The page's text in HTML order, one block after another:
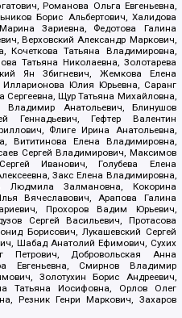
Романова Ольга Евгеньевна,
Борис Альбертович, Халидова
Зариевна, Федотова Галина
Верховский Александр Маркович,
Кочеткова Татьяна Владимировна,
Татьяна Николаевна, Золотарева
Ян Збигневич, Жемкова Елена
Илларионова Юлия Юрьевна, Саранг
Сергеевна, Щур Татьяна Михайловна,
Анатольевич, Блинушов
Геннадьевич, Гефтер Валентин
Флиге Ирина Анатольевна,
Вититинова Елена Владимировна,
Сергей Владимирович, Максимов
Иванович, Голубева Елена
Закс Елена Владимировна,
Людмила Залмановна, Кокорина
Вячеславович, Арапова Галина
Прохоров Вадим Юрьевич,
Сергей Васильевич, Протасова
Борисович, Лукашевский Сергей
Шабад Анатолий Ефимович, Сухих
Добровольская Анна
Евгеньевна, Смирнов Владимир
Золотухин Борис Андреевич,
Татьяна Иосифовна, Орлов Олег
Резник Генри Маркович, Захаров